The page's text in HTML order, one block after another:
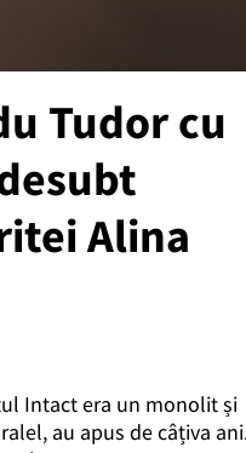
Tudor cu
Alina
Intact era un monolit și
au apus de câțiva